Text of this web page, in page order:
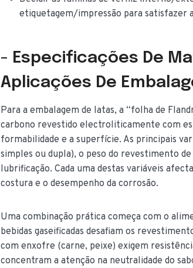
etiquetagem/impressão para satisfazer
- Especificações De
Aplicações De
Para a embalagem de latas, a “folha de
carbono revestido electroliticamente com
formabilidade e a superfície. As principais
simples ou dupla), o peso do revestimento
lubrificação. Cada uma destas variáveis
costura e o desempenho da corrosão.
Uma combinação prática começa com o
bebidas gaseificadas desafiam os
com enxofre (carne, peixe) exigem
concentram a atenção na neutralidade do